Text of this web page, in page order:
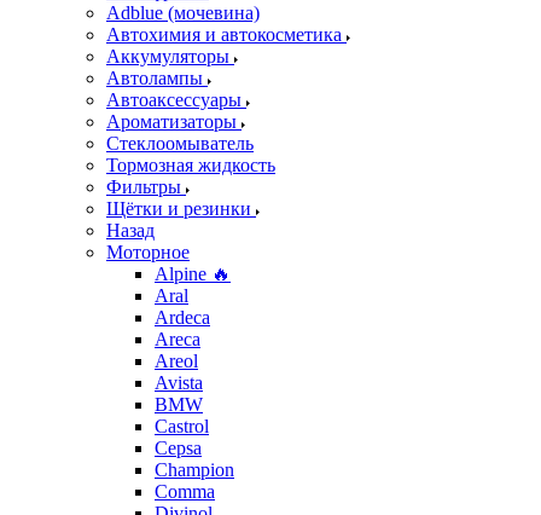
Adblue (мочевина)
Автохимия и автокосметика
Аккумуляторы
Автолампы
Автоаксессуары
Ароматизаторы
Стеклоомыватель
Тормозная жидкость
Фильтры
Щётки и резинки
Назад
Моторное
Alpine 🔥
Aral
Ardeca
Areca
Areol
Avista
BMW
Castrol
Cepsa
Champion
Comma